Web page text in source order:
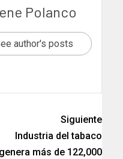
Polanco
author's posts
Siguiente
Industria del tabaco
genera más de 122,000